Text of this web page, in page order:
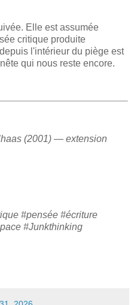
Elle est assumée
critique produite
l'intérieur du piège est
qui nous reste encore.
(2001) — extension
#pensée #écriture
#Junkthinking